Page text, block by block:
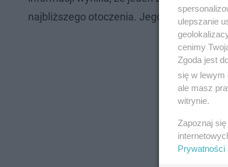
najbliższego otoczenia. Jego stan dobry.
ulepszanie
cenimy
Zgoda jest
się w lewym
ale masz
witrynie.
Zapoznaj
Prywatności